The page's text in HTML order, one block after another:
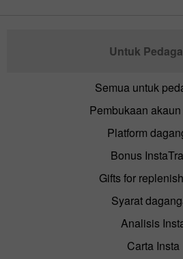
Untuk
Semua untuk
Pembukaan
Platform
Bonus
Gifts for
Syarat
Analisis
Carta Insta